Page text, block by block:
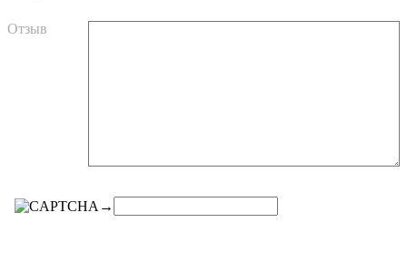
Отзыв
→